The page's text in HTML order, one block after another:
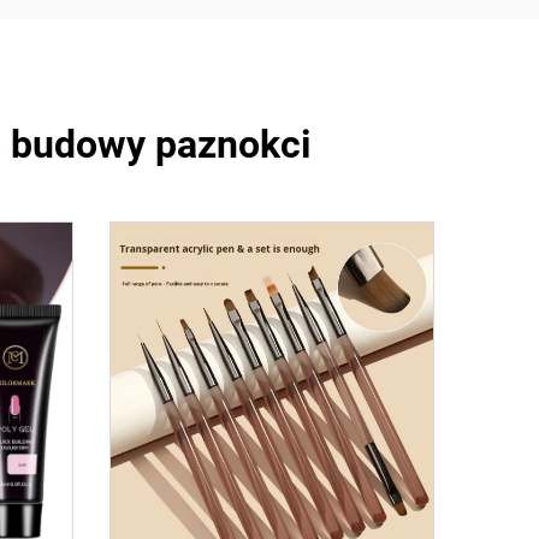
paznokci